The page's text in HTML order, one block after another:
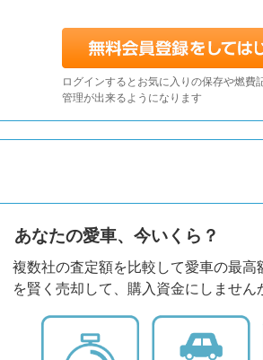
ログインするとお気に入りの保存や燃費
管理が出来るようになります
あなたの愛車、今いくら？
複数社の査定額を比較して愛車の最高
を賢く売却して、購入資金にしません